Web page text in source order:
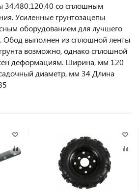
34.480.120.40 со сплошным
Усиленные грунтозацепы
оборудованием для лучшего
Обод выполнен из сплошной ленты
возможно, однако сплошной
деформациям. Ширина, мм 120
диаметр, мм 34 Длина